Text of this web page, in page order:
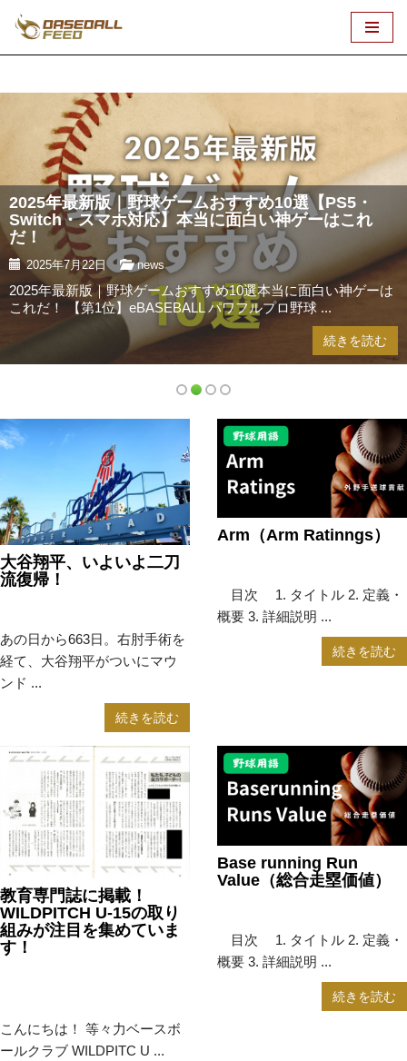
テ
キ
ッ
プ
2025年最新版｜野球ゲームおすすめ10選【PS5・
Switch・スマホ対応】本当に面白い神ゲーはこれ
だ！
2025年7月22日 news
2025年最新版｜野球ゲームおすすめ10選本当に面白い神ゲーは
これだ！ 【第1位】eBASEBALL パワフルプロ野球 ...
続きを読む
大谷翔平、いよいよ二刀
流復帰！
あの日から663日。右肘手術を
経て、大谷翔平がついにマウ
ンド ...
続きを読む
Arm（Arm Ratinngs）
目次 1. タイトル 2. 定義・
概要 3. 詳細説明 ...
続きを読む
教育専門誌に掲載！
WILDPITCH U-15の取り
組みが注目を集めていま
す！
こんにちは！ 等々力ベースボ
ールクラブ WILDPITC U ...
Base running Run
Value（総合走塁価値）
目次 1. タイトル 2. 定義・
概要 3. 詳細説明 ...
続きを読む